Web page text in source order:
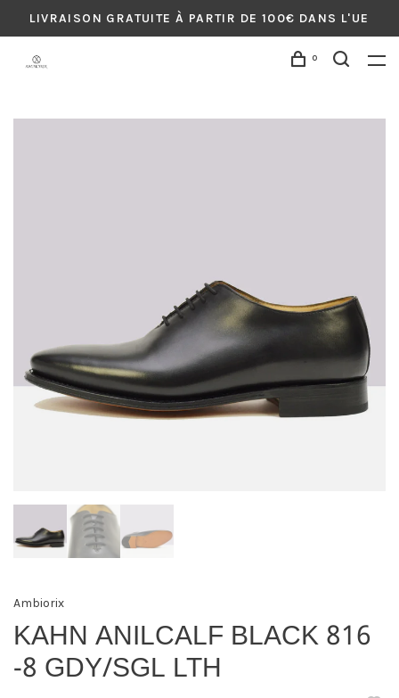
LIVRAISON GRATUITE À PARTIR DE 100€ DANS L'UE
0
Ambiorix
KAHN ANILCALF BLACK 816
-8 GDY/SGL LTH